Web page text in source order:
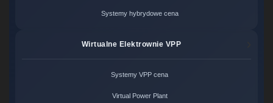
Systemy hybrydowe cena
Wirtualne Elektrownie VPP
Systemy VPP cena
Virtual Power Plant